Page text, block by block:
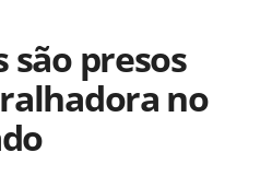
são presos
no